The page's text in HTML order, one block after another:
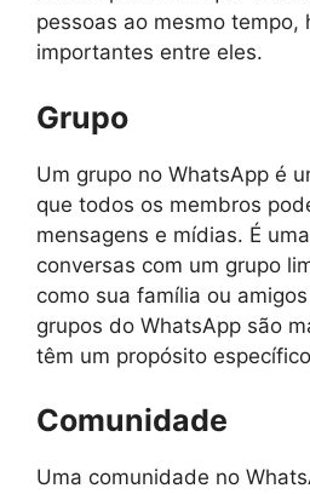
pessoas ao mesmo tempo,
importantes entre eles.
Grupo
Um grupo no WhatsApp é
que todos os membros
mensagens e mídias. É
conversas com um grupo
como sua família ou
grupos do WhatsApp são
têm um propósito
Comunidade
Uma comunidade no